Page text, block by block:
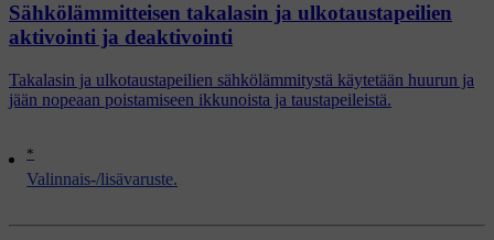
*
Valinnais-/lisävaruste.
Sähkölämmitteisen takalasin ja ulkotaustapeilien
aktivointi ja deaktivointi
Takalasin ja ulkotaustapeilien sähkölämmitystä käytetään huurun ja
jään nopeaan poistamiseen ikkunoista ja taustapeileistä.